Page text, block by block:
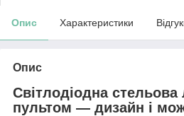
Опис Характеристики
Опис
Світлодіодна
пультом — дизайн і